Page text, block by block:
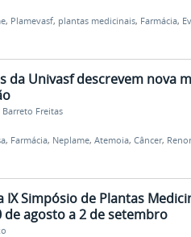
, Plamevasf, plantas medicinais, Farmácia,
da Univasf descrevem nova
Barreto Freitas
, Farmácia, Neplame, Atemoia, Câncer,
IX Simpósio de Plantas
de agosto a 2 de setembro